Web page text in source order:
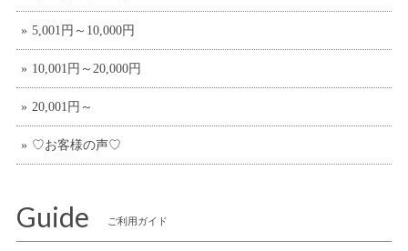
5,001円～10,000円
10,001円～20,000円
20,001円～
♡お客様の声♡
Guide ご利用ガイド